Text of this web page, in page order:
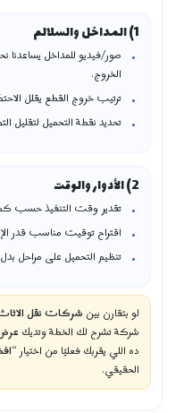
1) المداخل والسلالم
صور/فيديو للمداخل
الخروج.
ترتيب خروج القطع يقلل
تحديد نقطة التحميل لتقليل
2) الأدوار والوقت
تقدير وقت التنفيذ حسب
اقتراح توقيت مناسب قدر
تنظيم التحميل على مراحل
لو بتقارن بين شركات نقل
شركة تشرح لك الخطة وتديك
ده اللي يقربك فعليًا من اختيار “
الحقيقي.